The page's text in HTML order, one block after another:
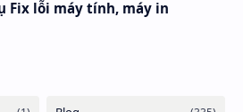
Fix lỗi máy tính, máy in